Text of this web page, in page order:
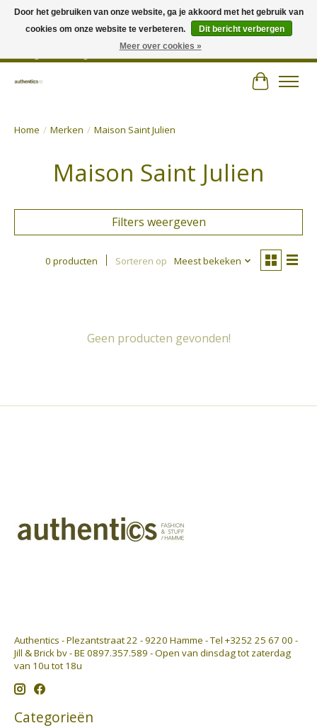
Wij hechten veel belang aan persoonlijk advies en zorgen voor jouw outfit! |
Authentics - Plezantstraat 22 - 9220 Hamme - Tel 052 25 67 00 - Open van
Home / Merken / Maison Saint Julien
Maison Saint Julien
Filters weergeven
0 producten Sorteren op Meest bekeken
Geen producten gevonden!
Authentics - Plezantstraat 22 - 9220 Hamme - Tel +3252 25 67 00 -
Jill & Brick bv - BE 0897.357.589 - Open van dinsdag tot zaterdag
van 10u tot 18u
Categorieën
Door het gebruiken van onze website, ga je akkoord met het gebruik van
cookies om onze website te verbeteren.
Dit bericht verbergen
Meer over cookies »